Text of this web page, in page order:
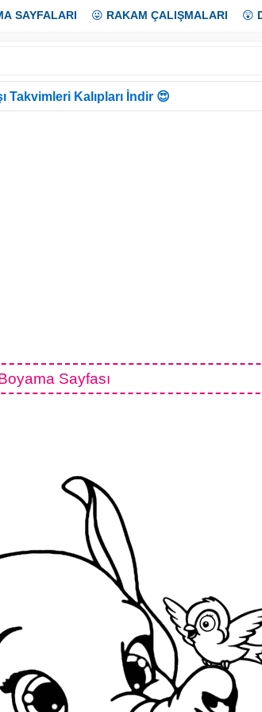
SAYFALARI 😜 RAKAM ÇALIŞMALARI 😲
Takvimleri Kalıpları İndir 😍
Sayfası